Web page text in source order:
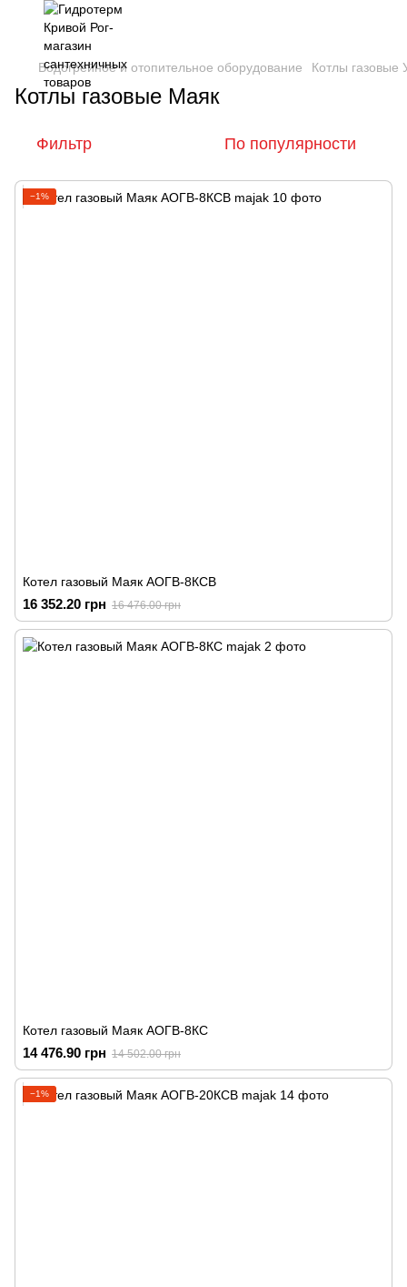
Водогрейное и отопительное оборудование Котлы газовые
Котлы газовые Маяк
Фильтр По популярности
−1%
Котел газовый Маяк АОГВ-8КСВ
16 352.20 грн 16 476.00 грн
Котел газовый Маяк АОГВ-8КС
14 476.90 грн 14 502.00 грн
−1%